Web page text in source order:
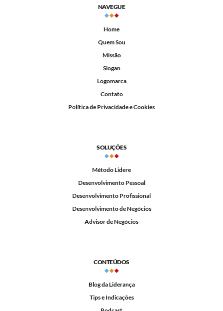
NAVEGUE
Home
Quem Sou
Missão
Slogan
Logomarca
Contato
Política de Privacidade e Cookies
SOLUÇÕES
Método Lidere
Desenvolvimento Pessoal
Desenvolvimento Profissional
Desenvolvimento de Negócios
Advisor de Negócios
CONTEÚDOS
Blog da Liderança
Tips e Indicações